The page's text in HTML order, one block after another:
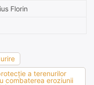
Florin
a terenurilor
combaterea eroziunii